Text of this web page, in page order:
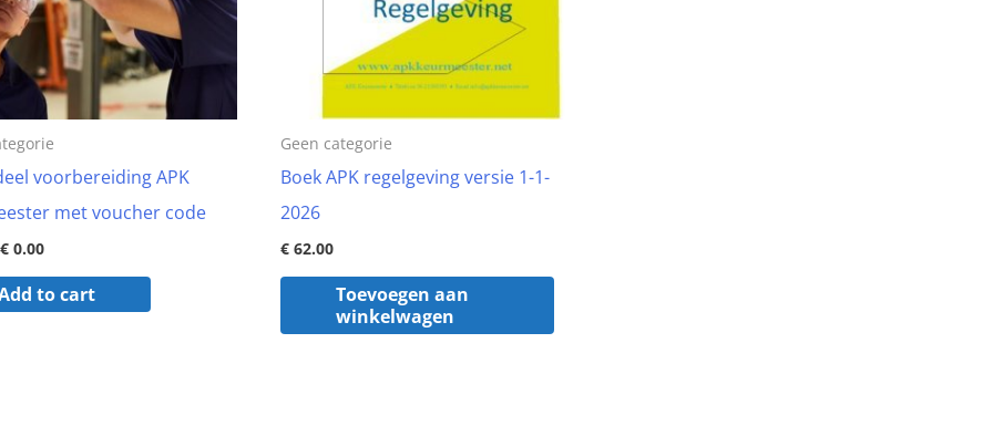
voorbereiding APK
met voucher code
€ 0.00
to cart
Geen categorie
Boek APK regelgeving versie 1-1-
2026
€ 62.00
Toevoegen aan
winkelwagen